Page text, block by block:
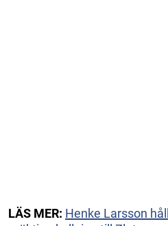
LÄS MER: Henke Larsson